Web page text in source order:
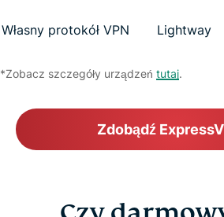
Własny protokół VPN
Lightway
*Zobacz szczegóły urządzeń tutaj.
Zdobądź